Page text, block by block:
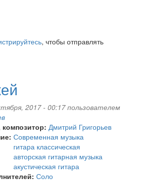
, чтобы отправлять
2017 - 00:17 пользователем
Дмитрий Григорьев
Современная музыка
гитара классическая
авторская гитарная музыка
акустическая гитара
Соло